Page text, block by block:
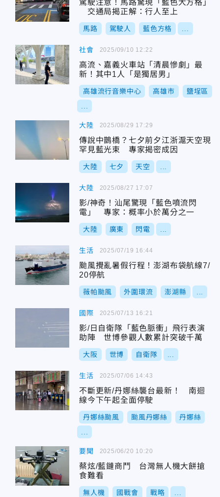
駕駛注意！馬路驚現「藍色大方格」
交通局揭正解：行人至上
馬路 駕駛人 藍色方格
社會
高流、嘉義火車站「清晨慘劇」最
新！其中1人「是獨居男」
高雄流行音樂中心 高雄市 鹽埕區
2025/09/10 12:22
大陸
傳說中鵲橋？七夕前夕江浙滬天空現
罕見藍光束 專家揭密成因
大陸 七夕 天空
2025/08/29 17:29
大陸
影/神奇！汕尾驚現「藍色噴流閃
電」 專家：概率小於萬分之一
大陸 廣東 閃電
2025/08/27 17:07
生活
颱風攪亂暑假行程！澎湖布袋航線7/
20停航
薇帕颱風 外圍環流 澎湖縣
2025/07/19 16:44
國際
影/日自衛隊「藍色脈衝」飛行表演
助陣 世博參觀人數累計突破千萬
大阪 世博 自衛隊
2025/07/13 16:21
生活
不斷更新/丹娜絲襲台最新！ 南迴
線今下午起全面停駛
丹娜絲颱風 颱風丹娜絲 丹娜絲
2025/07/06 14:43
要聞
蔡炫/藍鏈商鬥 台灣無人機大餅搶
食難看
無人機 國戰會 戰略
2025/06/20 10:20